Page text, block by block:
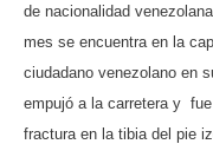
de nacionalidad
mes se encuentra en la
ciudadano venezolano en
empujó a la carretera y
fractura en la tibia del pie